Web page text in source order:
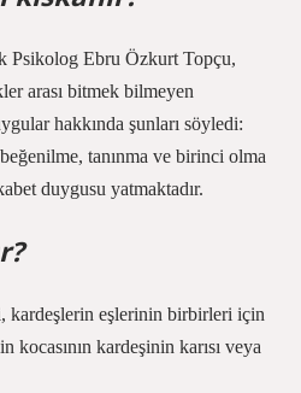
Ebru Özkurt Topçu,
arası bitmek bilmeyen
hakkında şunları söyledi:
tanınma ve birinci olma
duygusu yatmaktadır.
kardeşlerin eşlerinin birbirleri için
kocasının kardeşinin karısı veya